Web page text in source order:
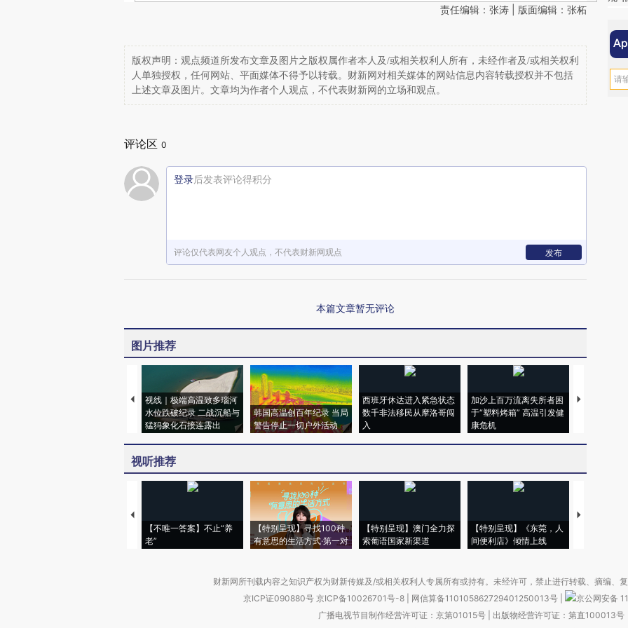
责任编辑：张涛 | 版面编辑：张柘
版权声明：观点频道所发布文章及图片之版权属作者本人及/或相关权利人所有，未经作者及/或相关权利
人单独授权，任何网站、平面媒体不得予以转载。财新网对相关媒体的网站信息内容转载授权并不包括
上述文章及图片。文章均为作者个人观点，不代表财新网的立场和观点。
评论区 0
登录后发表评论得积分
评论仅代表网友个人观点，不代表财新网观点 发布
本篇文章暂无评论
图片推荐
视线｜极端高温致多瑙河
水位跌破纪录 二战沉船与
猛犸象化石接连露出
韩国高温创百年纪录 当局
警告停止一切户外活动
西班牙休达进入紧急状态
数千非法移民从摩洛哥闯
入
加沙上百万流离失所者困
于“塑料烤箱” 高温引发健
康危机
视线｜
视听推荐
【不唯一答案】不止“养
老”
【特别呈现】寻找100种
有意思的生活方式·第一对
【特别呈现】澳门全力探
索葡语国家新渠道
【特别呈现】《东莞，人
间便利店》倾情上线
【推广】走
财新网所刊载内容之知识产权为财新传媒及/或相关权利人专属所有或持有。未经许可，禁止进行转载、摘编、
京ICP证090880号 京ICP备10026701号-8 网信算备110105862729401250013号
京公网安备
广播电视节目制作经营许可证：京第01015号| 出版物经营许可证：第直100013号